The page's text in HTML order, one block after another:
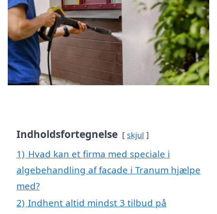
Indholdsfortegnelse skjul
1) Hvad kan et firma med speciale i
algebehandling af facade i Tranum hjælpe
med?
2) Indhent altid mindst 3 tilbud på